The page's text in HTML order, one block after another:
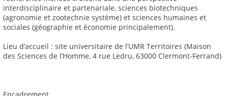
interdisciplinaire et partenariale, sciences biotechniques
(agronomie et zootechnie système) et sciences humaines et
sociales (géographie et économie principalement).
Lieu d’accueil : site universitaire de l’UMR Territoires (Maison
des Sciences de l’Homme, 4 rue Ledru, 63000 Clermont-Ferrand)